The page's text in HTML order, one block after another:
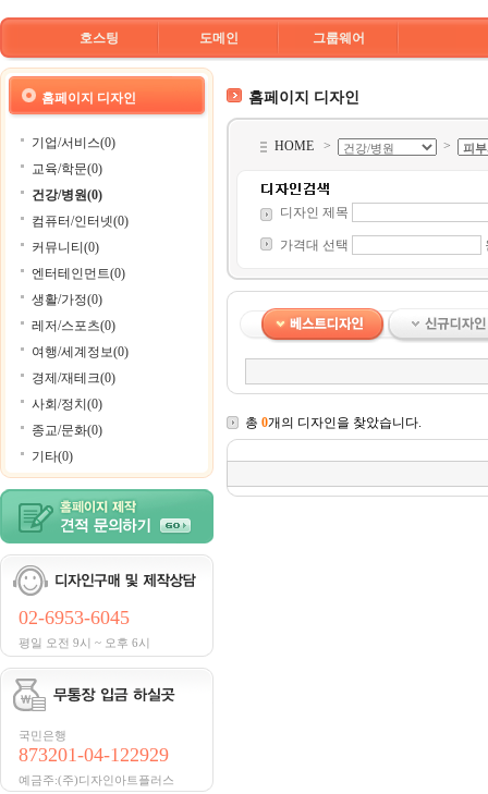
호스팅 도메인 그룹웨어
홈페이지 디자인
기업/서비스(0)
교육/학문(0)
건강/병원(0)
컴퓨터/인터넷(0)
커뮤니티(0)
엔터테인먼트(0)
생활/가정(0)
레저/스포츠(0)
여행/세계정보(0)
경제/재테크(0)
사회/정치(0)
종교/문화(0)
기타(0)
02-6953-6045
평일 오전 9시 ~ 오후 6시
국민은행
873201-04-122929
예금주:(주)디자인아트플러스
홈페이지 디자인
HOME > >
디자인 제목
가격대 선택
총 0개의 디자인을 찾았습니다.